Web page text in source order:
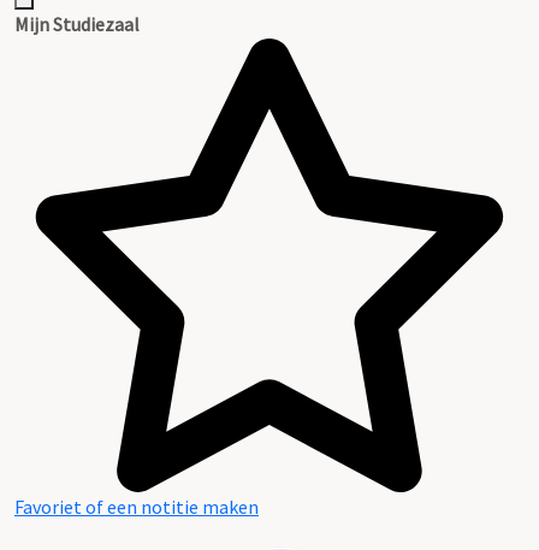
Mijn Studiezaal
Favoriet of een notitie maken